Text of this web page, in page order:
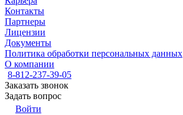
Контакты
Партнеры
Лицензии
Документы
Политика обработки персональных данных
О компании
8-812-237-39-05
Заказать звонок
Задать вопрос
Войти